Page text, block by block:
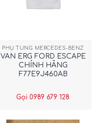
PHỤ TÙNG MERCEDES-BENZ
VAN ERG FORD ESCAPE
CHÍNH HÃNG
F77E9J460AB
Gọi 0989 679 128